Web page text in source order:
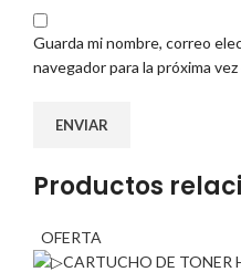
Guarda mi nombre, correo
navegador para la próxima
Productos
OFERTA